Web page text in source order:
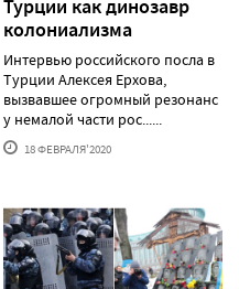
Турции как динозавр
колониализма
Интервью российского посла в
Турции Алексея Ерхова,
вызвавшее огромный резонанс
у немалой части рос......
18 ФЕВРАЛЯ'2020